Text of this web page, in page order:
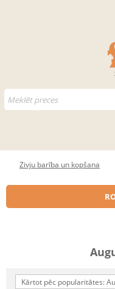
Zivju barība un kopšana
Kārtot pēc popularitātes: